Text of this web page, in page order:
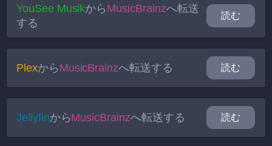
YouSee Musikから MusicBrainzへ転送
する
読む
Plexから MusicBrainzへ転送する 読む
JellyfinからMusicBrainzへ転送する 読む